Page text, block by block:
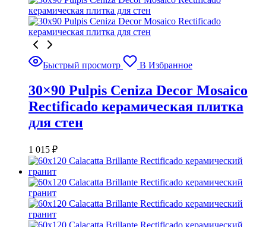
Быстрый просмотр В Избранное
30×90 Pulpis Ceniza Decor Mosaico
Rectificado керамическая плитка
для стен
1 015 ₽